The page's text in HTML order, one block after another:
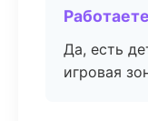
Да, есть
игровая